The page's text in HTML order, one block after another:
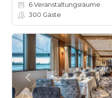
6Veranstaltungsräume
300 Gäste